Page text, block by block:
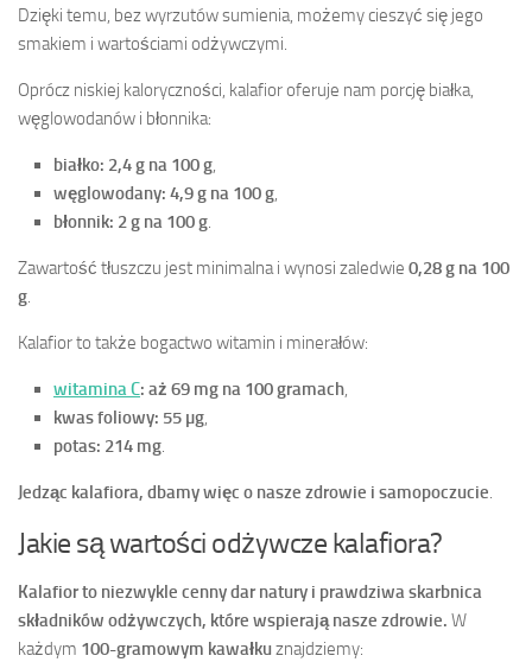
Dzięki temu, bez wyrzutów sumienia, możemy cieszyć się jego
smakiem i wartościami odżywczymi.
Oprócz niskiej kaloryczności, kalafior oferuje nam porcję białka,
węglowodanów i błonnika:
białko: 2,4 g na 100 g,
węglowodany: 4,9 g na 100 g,
błonnik: 2 g na 100 g.
Zawartość tłuszczu jest minimalna i wynosi zaledwie 0,28 g na 100
g.
Kalafior to także bogactwo witamin i minerałów:
witamina C: aż 69 mg na 100 gramach,
kwas foliowy: 55 µg,
potas: 214 mg.
Jedząc kalafiora, dbamy więc o nasze zdrowie i samopoczucie.
Jakie są wartości odżywcze kalafiora?
Kalafior to niezwykle cenny dar natury i prawdziwa skarbnica
składników odżywczych, które wspierają nasze zdrowie. W
każdym 100-gramowym kawałkuznajdziemy: